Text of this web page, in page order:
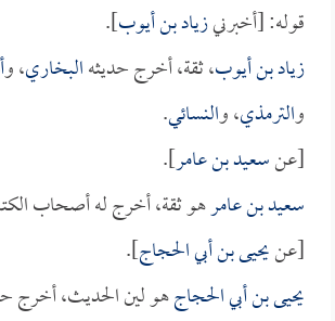
قوله: [أخبرنيزياد بن أيوب].
زياد بن أيوب، ثقة، أخرج حديثهالبخاري، و
والترمذي، والنسائي.
[عنسعيد بن عامر].
سعيد بن عامرهو ثقة، أخرج له أصحاب
[عنيحيى بن أبي الحجاج].
يحيى بن أبي الحجاجهو لين الحديث، أخرج